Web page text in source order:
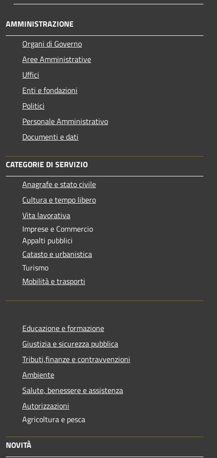
AMMINISTRAZIONE
Organi di Governo
Aree Amministrative
Uffici
Enti e fondazioni
Politici
Personale Amministrativo
Documenti e dati
CATEGORIE DI SERVIZIO
Anagrafe e stato civile
Cultura e tempo libero
Vita lavorativa
Imprese e Commercio
Appalti pubblici
Catasto e urbanistica
Turismo
Mobilità e trasporti
Educazione e formazione
Giustizia e sicurezza pubblica
Tributi,finanze e contravvenzioni
Ambiente
Salute, benessere e assistenza
Autorizzazioni
Agricoltura e pesca
NOVITÀ